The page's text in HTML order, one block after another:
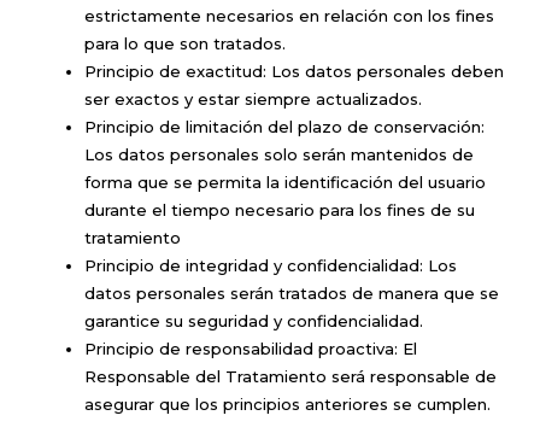
estrictamente necesarios en relación con los fines
para lo que son tratados.
Principio de exactitud: Los datos personales deben
ser exactos y estar siempre actualizados.
Principio de limitación del plazo de conservación:
Los datos personales solo serán mantenidos de
forma que se permita la identificación del usuario
durante el tiempo necesario para los fines de su
tratamiento
Principio de integridad y confidencialidad: Los
datos personales serán tratados de manera que se
garantice su seguridad y confidencialidad.
Principio de responsabilidad proactiva: El
Responsable del Tratamiento será responsable de
asegurar que los principios anteriores se cumplen.